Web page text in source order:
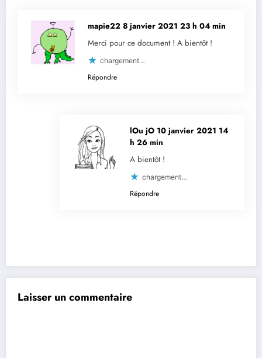
mapie22 8 janvier 2021 23 h 04 min
Merci pour ce document ! A bientôt !
chargement…
Répondre
lOu jO 10 janvier 2021 14
h 26 min
A bientôt !
chargement…
Répondre
Laisser un commentaire